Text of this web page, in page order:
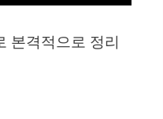
본격적으로 정리